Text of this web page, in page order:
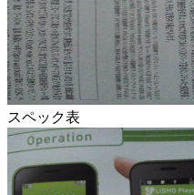
スペック表